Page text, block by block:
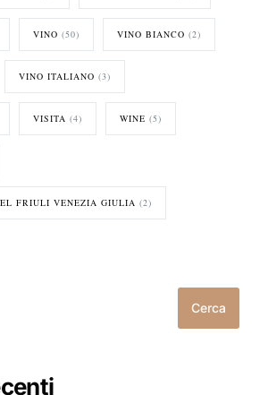
VINO (50) VINO BIANCO (2)
VINO ITALIANO (3)
VISITA (4) WINE (5)
FRIULI VENEZIA GIULIA (2)
Cerca